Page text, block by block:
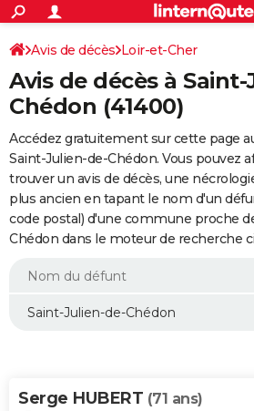
ACTUALITÉS
Politique
Société
Faits Divers
Education
Monde
Villes
+
SPORT
Coupe du monde 2026
Football
Tennis
Cyclisme
Rugby
Forum
CULTURE
FINANCE
Retraite
Impôts
Epargne
Immobilier
Risques naturels par ville
Banque
Assurance
Crédit
Essais
Réserver un essai
Citadines
Berlines
SUV
Forum auto
+
HIGH-TECH
Mobiles
Meilleur smartphone
Internet
Ordinateurs
Jeux vidéo
Guide high-tech
+
BRICOLAGE
Forum
Aménagement intérieur
Extérieur
Cuisine
Salle de bains
Jardinage
Rangement
WEEK-END
Guides de France
Escapades
Patrimoine
Expositions
Musées
Week-end nature
LIFESTYLE
Alimentation
Guide de la santé
Maladies
Médicaments
Sommeil
VOYAGE
S'inscrire
Connexion
Avis de décès Loir-et-Cher
Avis de décès à
Chédon (41400)
Accédez gratuitement sur cette page
Saint-Julien-de-Chédon. Vous pouvez
trouver un avis de décès, une
plus ancien en tapant le nom d'un
code postal) d'une commune proche
Chédon dans le moteur de recherche
Serge HUBERT (71 ans)